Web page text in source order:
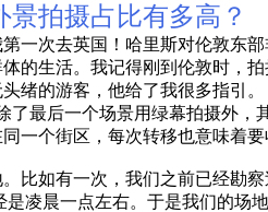
拍摄占比有多高？
一次去英国！哈里斯对伦敦东
的生活。我记得刚到伦敦时
绪的游客，他给了我很多指引。
后一个场景用绿幕拍摄外，
一个街区，每次转移也意味着
比如有一次，我们之前已经勘
凌晨一点左右。于是我们的场